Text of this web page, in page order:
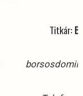
Titkár: